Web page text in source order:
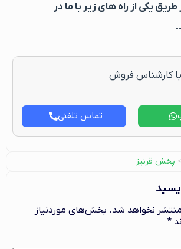
یکی از راه های زیر با ما در
کارشناس فروش
تماس تلفنی
> پخش قرنیز
نخواهد شد. بخش‌های موردنیاز
*